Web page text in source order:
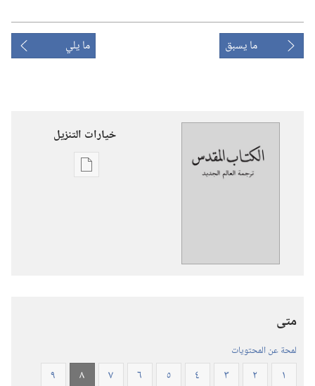
ما يسبق ما يلي
خيارات التنزيل
خيارات
٢٠١٩)‏
متى
لمحة عن المحتويات
١ ٢ ٣ ٤ ٥ ٦ ٧ ٨
٩